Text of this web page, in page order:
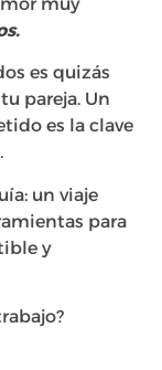
es quizás
pareja. Un
es la clave
un viaje
para
y